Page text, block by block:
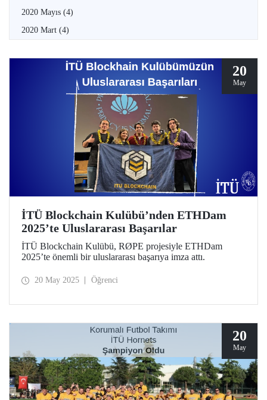
2020 Mayıs (4)
2020 Mart (4)
20
May
İTÜ Blockchain Kulübü’nden ETHDam
2025’te Uluslararası Başarılar
İTÜ Blockchain Kulübü, RØPE projesiyle ETHDam
2025’te önemli bir uluslararası başarıya imza attı.
20 May 2025 Öğrenci
20
May